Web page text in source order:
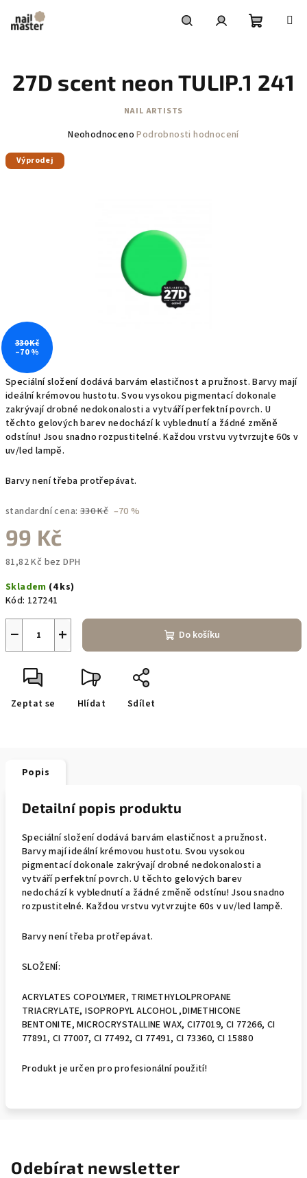
obsah
košík
Speciální složení dodává barvám elastičnost a pružnost. Barvy mají
ideální krémovou hustotu. Svou vysokou pigmentací dokonale
zakrývají drobné nedokonalosti a vytváří perfektní povrch. U
těchto gelových barev nedochází k vyblednutí a žádné změně
odstínu! Jsou snadno rozpustitelné. Každou vrstvu vytvrzujte 60s v
uv/led lampě.
Barvy není třeba protřepávat.
standardní cena: 330 Kč –70 %
99 Kč
81,82 Kč bez DPH
cena:
Skladem (4 ks)
Kód: 127241
+
− Do košíku
Zeptat se Hlídat Sdílet
27D scent neon TULIP.1 241
NAIL ARTISTS
Průměrné
Neohodnoceno Podrobnosti hodnocení
Výprodej
330 Kč
–70 %
Popis
Detailní popis produktu
Speciální složení dodává barvám elastičnost a pružnost.
Barvy mají ideální krémovou hustotu. Svou vysokou
pigmentací dokonale zakrývají drobné nedokonalosti a
vytváří perfektní povrch. U těchto gelových barev
nedochází k vyblednutí a žádné změně odstínu! Jsou snadno
rozpustitelné. Každou vrstvu vytvrzujte 60s v uv/led lampě.
Barvy není třeba protřepávat.
SLOŽENÍ:
ACRYLATES COPOLYMER, TRIMETHYLOLPROPANE
TRIACRYLATE, ISOPROPYL ALCOHOL ,DIMETHICONE
BENTONITE, MICROCRYSTALLINE WAX, CI77019, CI 77266, CI
77891, CI 77007, CI 77492, CI 77491, CI 73360, CI 15880
Produkt je určen pro profesionální použití!
Odebírat newsletter